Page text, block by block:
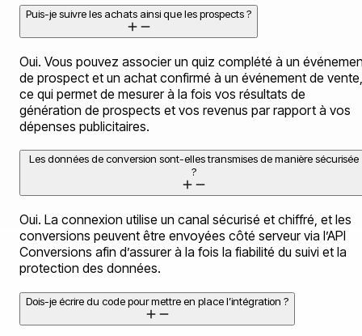
Puis-je suivre les achats ainsi que les prospects ?
Oui. Vous pouvez associer un quiz complété à un
de prospect et un achat confirmé à un événement de vente,
ce qui permet de mesurer à la fois vos résultats de
génération de prospects et vos revenus par rapport à vos
dépenses publicitaires.
Les données de conversion sont-elles transmises de manière sécurisée
?
Oui. La connexion utilise un canal sécurisé et chiffré, et les
conversions peuvent être envoyées côté serveur via l’API
Conversions afin d’assurer à la fois la fiabilité du suivi et la
protection des données.
Dois-je écrire du code pour mettre en place l’intégration ?